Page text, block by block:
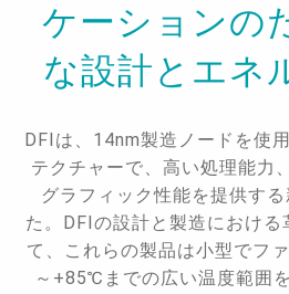
ケーションの
な設計とエネ
DFIは、14nm製造ノードを使
テクチャーで、高い処理能力
グラフィック性能を提供す
た。DFIの設計と製造におけ
て、これらの製品は小型でフ
～+85℃までの広い温度範囲